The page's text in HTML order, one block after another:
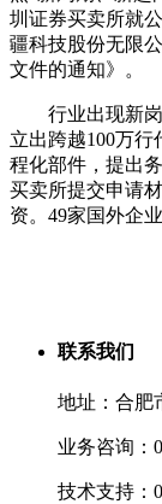
圳证券买卖所就
疆科技股份无限
文件的通知》。
行业出现新岗
立出跨越100万
程化部件，提出
买卖所提交申请
资。49家国外企业
联系我们
地址：合肥
业务咨询：
技术支持：